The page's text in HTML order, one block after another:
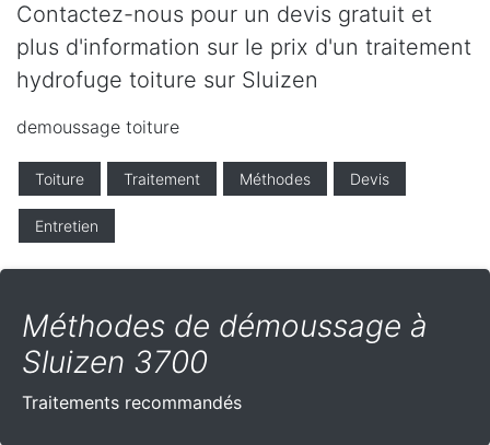
Contactez-nous pour un devis gratuit et
plus d'information sur le prix d'un traitement
hydrofuge toiture sur Sluizen
demoussage toiture
Toiture Traitement Méthodes Devis
Entretien
Méthodes de démoussage à
Sluizen 3700
Traitements recommandés